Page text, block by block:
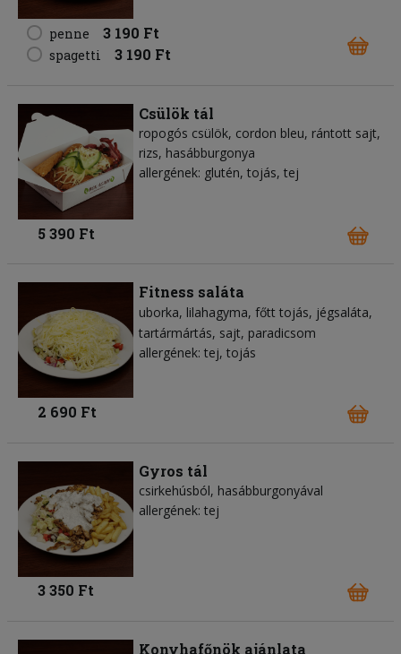
penne 3 190 Ft
spagetti 3 190 Ft
Csülök tál
ropogós csülök, cordon bleu, rántott sajt,
rizs, hasábburgonya
allergének: glutén, tojás, tej
5 390 Ft
Fitness saláta
uborka lilahagyma főtt tojás jégsaláta
tartármártás sajt paradicsom
allergének: tej, tojás
2 690 Ft
Gyros tál
csirkehúsból, hasábburgonyával
allergének: tej
3 350 Ft
Konyhafőnök ajánlata